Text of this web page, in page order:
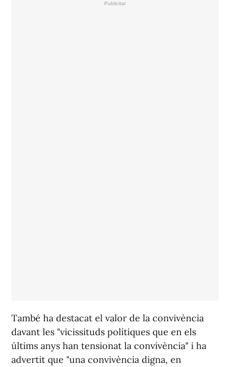
També ha destacat el valor de la convivència
davant les "vicissituds polítiques que en els
últims anys han tensionat la convivència" i ha
advertit que "una convivència digna, en